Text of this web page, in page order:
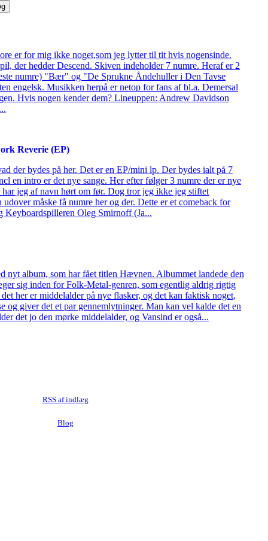
er for mig ikke noget,som jeg lytter til tit hvis nogensinde.
der hedder Descend. Skiven indeholder 7 numre. Heraf er 2
numre) "Bær" og "De Sprukne Åndehuller i Den Tavse
engelsk. Musikken herpå er netop for fans af bl.a. Demersal
Hvis nogen kender dem? Lineuppen: Andrew Davidson
Reverie (EP)
der bydes på her. Det er en EP/mini lp. Der bydes ialt på 7
en intro er det nye sange. Her efter følger 3 numre der er nye
jeg af navn hørt om før. Dog tror jeg ikke jeg stiftet
måske få numre her og der. Dette er et comeback for
Keyboardspilleren Oleg Smirnoff (Ja...
nyt album, som har fået titlen Hævnen. Albummet landede den
sig inden for Folk-Metal-genren, som egentlig aldrig rigtig
her er middelalder på nye flasker, og det kan faktisk noget,
og giver det et par gennemlytninger. Man kan vel kalde det en
det jo den mørke middelalder, og Vansind er også...
RSS af indlæg
Blog